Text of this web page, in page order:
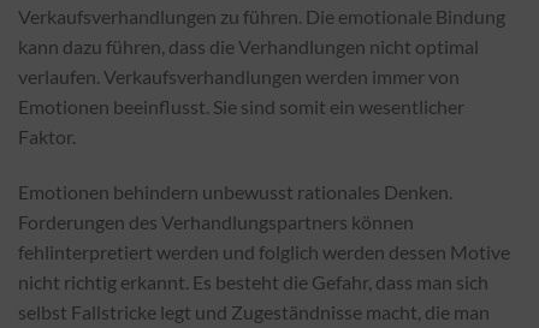
Verkaufsverhandlungen zu führen. Die emotionale Bindung
kann dazu führen, dass die Verhandlungen nicht optimal
verlaufen. Verkaufsverhandlungen werden immer von
Emotionen beeinflusst. Sie sind somit ein wesentlicher
Faktor.
Emotionen behindern unbewusst rationales Denken.
Forderungen des Verhandlungspartners können
fehlinterpretiert werden und folglich werden dessen Motive
nicht richtig erkannt. Es besteht die Gefahr, dass man sich
selbst Fallstricke legt und Zugeständnisse macht, die man